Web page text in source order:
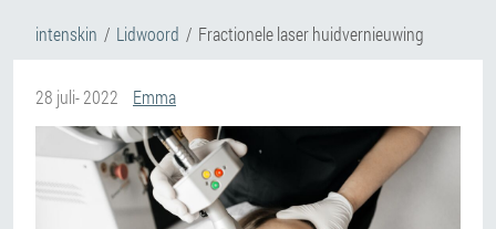
intenskin Lidwoord Fractionele laser huidvernieuwing
28 juli- 2022 Emma